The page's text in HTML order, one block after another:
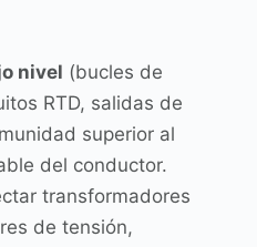
nivel (bucles de
RTD, salidas de
superior al
del conductor.
transformadores
de tensión,